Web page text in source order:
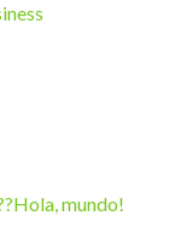
mundo!